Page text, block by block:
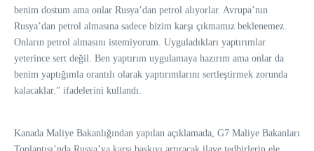
benim dostum ama onlar Rusya’dan petrol alıyorlar. Avrupa’nın
Rusya’dan petrol almasına sadece bizim karşı çıkmamız beklenemez.
Onların petrol almasını istemiyorum. Uyguladıkları yaptırımlar
yeterince sert değil. Ben yaptırım uygulamaya hazırım ama onlar da
benim yaptığımla orantılı olarak yaptırımlarını sertleştirmek zorunda
kalacaklar.” ifadelerini kullandı.
Kanada Maliye Bakanlığından yapılan açıklamada, G7 Maliye Bakanları
Toplantısı’nda Rusya’ya karşı baskıyı artıracak ilave tedbirlerin ele